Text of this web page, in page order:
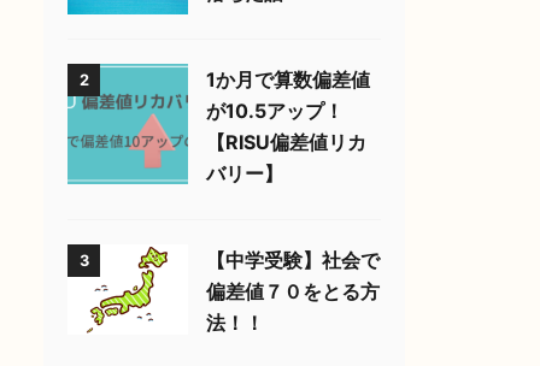
2
1か月で算数偏差値
が10.5アップ！
【RISU偏差値リカ
バリー】
3
【中学受験】社会で
偏差値７０をとる方
法！！